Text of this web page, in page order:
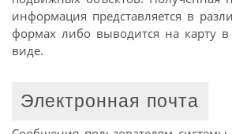
информация представляется в
формах либо выводится на карту в
виде.
Электронная почта